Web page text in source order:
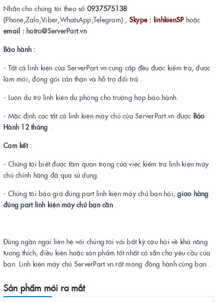
Nhắn cho chúng tôi theo số 0937575138
(Phone,Zalo,Viber,WhatsApp,Telegram) , Skype : linhkienSPhoặc
email : hotro@ServerPart.vn
Bảo hành :
- Tất cả linh kiện của ServerPart.vn cung cấp đều được kiểm tra, được
làm mới, đóng gói cẩn thận và hỗ trợ đổi trả .
- Luôn dự trữ linh kiện dự phòng cho trường hợp bảo hành.
- Mặc định các tất cả linh kiện máy chủ của ServerPart.vn được Bảo
Hành 12 tháng
Cam kết :
- Chúng tôi biết được tầm quan trọng của việc kiểm tra linh kiện máy
chủ chính hãng đã qua sử dụng.
- Chúng tôi báo giá đúng part linh kiện máy chủ bạn hỏi,giao hàng
đúng part linh kiện máy chủ bạn cần.
Đừng ngần ngại liên hệ với chúng tôi với bất kỳ câu hỏi về khả năng
tương thích, điều kiện hoặc sản phẩm tốt nhất có sẵn cho yêu cầu của
bạn. Linh kiện máy chủ ServerPart.vn rất mong đồng hành cùng bạn .
Sản phẩm mới ra mắt